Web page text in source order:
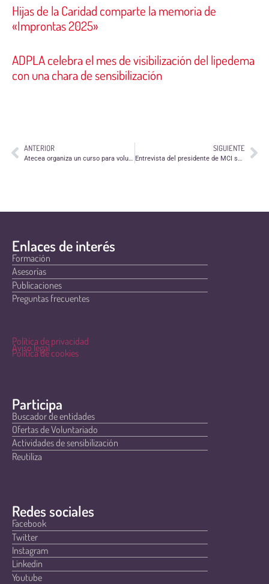
Hijas de la Caridad comparte la memoria de
«Improntas 2025»
ADPLA celebra el mes de visibilización del lipedema
con una chara de sensibilización
ANTERIOR
Atecea organiza un curso para voluntarios y estudiantes sobre Daño Cerebral Sobrevenido
SIGUIENTE
Entrevista del presidente de MCI sobre el juicio de unos agresores de una persona sin hogar
Enlaces de interés
Formación
Asesorías
Publicaciones
Preguntas frecuentes
Política de privacidad
Aviso legal
Política de cookies
Participa
Buscador de entidades
Ofertas de Voluntariado
Actividades de sensibilización
Reutiliza
Redes sociales
Facebook
Twitter
Instagram
Linkedin
Youtube